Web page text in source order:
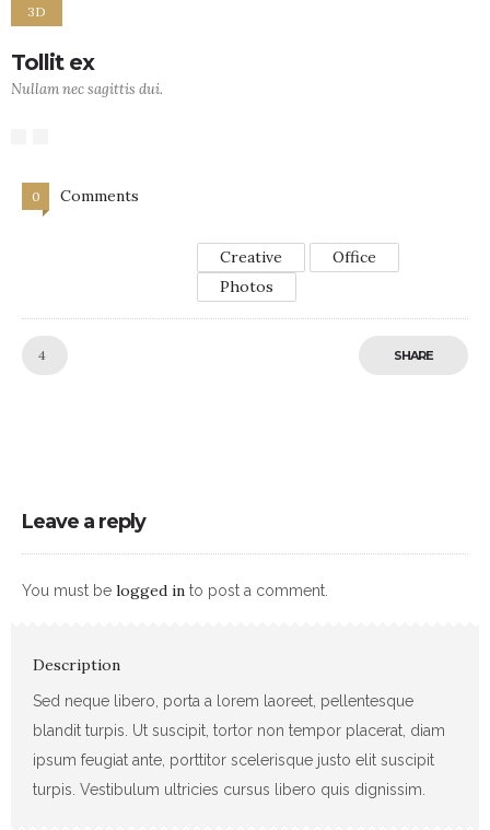
3D
Tollit ex
Nullam nec sagittis dui.
0 Comments
Creative
Office
Photos
4 SHARE
Leave a reply
You must be logged in to post a comment.
Description
Sed neque libero, porta a lorem laoreet, pellentesque
blandit turpis. Ut suscipit, tortor non tempor placerat, diam
ipsum feugiat ante, porttitor scelerisque justo elit suscipit
turpis. Vestibulum ultricies cursus libero quis dignissim.